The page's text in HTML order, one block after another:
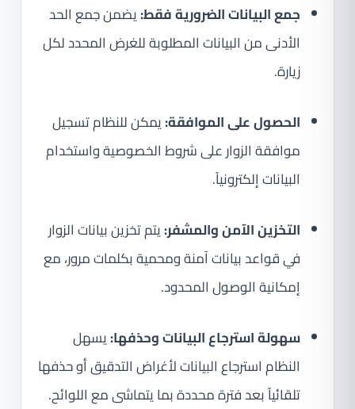
جمع البيانات الضرورية فقط:يضمن جمع الحد
الأدنى من البيانات المطلوبة للغرض المحدد لكل
زيارة.
الحصول على الموافقة:يمكن للنظام تسجيل
موافقة الزوار على شروط الخصوصية واستخدام
البيانات إلكترونياً.
التخزين الآمن والمشفر:يتم تخزين بيانات الزوار
في قواعد بيانات آمنة ومحمية بكلمات مرور، مع
إمكانية الوصول المحدود.
سهولة استرجاع البيانات وحذفها:يسهل
النظام استرجاع البيانات لأغراض التدقيق أو حذفها
تلقائياً بعد فترة محددة بما يتماشى مع اللوائح.